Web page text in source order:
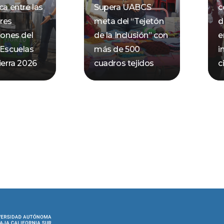
entre las
del
2026
Supera UABCS
meta del “Tejetón
de la Inclusión” con
más de 500
cuadros tejidos